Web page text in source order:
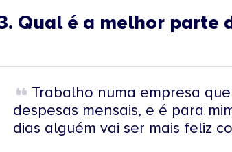
Qual é a melhor parte
Trabalho numa empresa
despesas mensais, e é para
dias alguém vai ser mais feliz